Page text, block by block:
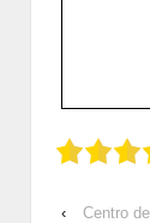
‹
Centro